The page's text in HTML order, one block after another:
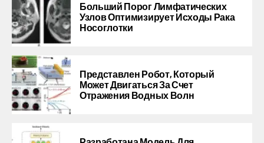
Больший Порог Лимфатических
Узлов Оптимизирует Исходы Рака
Носоглотки
Представлен Робот, Который
Может Двигаться За Счет
Отражения Водных Волн